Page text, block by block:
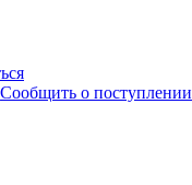
Сообщить о поступлении